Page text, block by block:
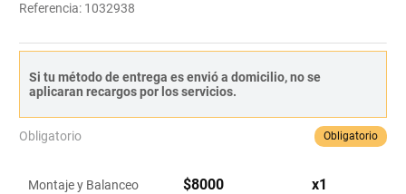
Referencia: 1032938
Si tu método de entrega es envió a domicilio, no se
aplicaran recargos por los servicios.
Obligatorio Obligatorio
Montaje y Balanceo $8000 x1